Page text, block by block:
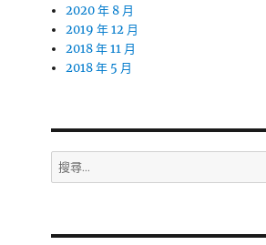
2020 年 8 月
2019 年 12 月
2018 年 11 月
2018 年 5 月
搜
尋
字: